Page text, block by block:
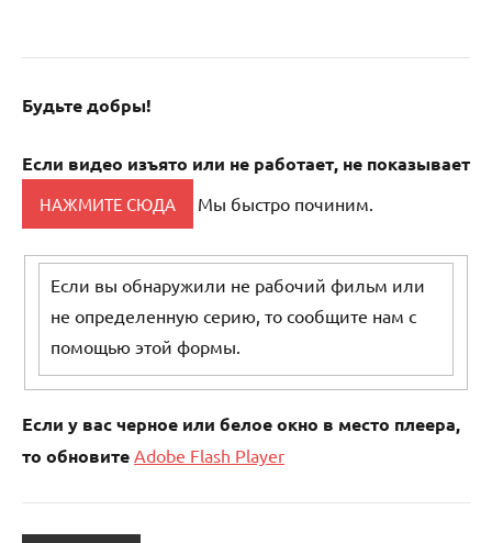
Будьте добры!
Если видео изъято или не работает, не показывает
Мы быстро починим.
Если вы обнаружили не рабочий фильм или
не определенную серию, то сообщите нам с
помощью этой формы.
Если у вас черное или белое окно в место плеера,
то обновите Adobe Flash Player